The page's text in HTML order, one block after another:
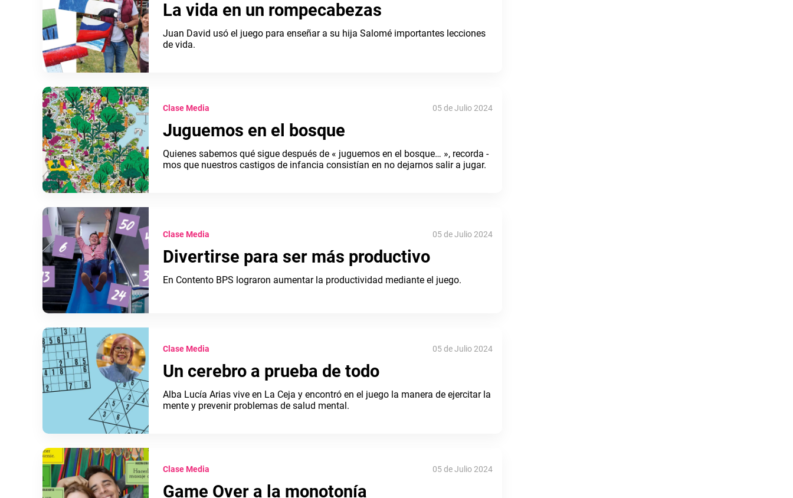
La vida en un rompecabezas
Juan David usó el juego para enseñar a su hija Salomé importantes lecciones
de vida.
Clase Media 05 de Julio 2024
Juguemos en el bosque
Quienes sabemos qué sigue después de « juguemos en el bosque… », recorda -
mos que nuestros castigos de infancia consistían en no dejarnos salir a jugar.
Clase Media 05 de Julio 2024
Divertirse para ser más productivo
En Contento BPS lograron aumentar la productividad mediante el juego.
Clase Media 05 de Julio 2024
Un cerebro a prueba de todo
Alba Lucía Arias vive en La Ceja y encontró en el juego la manera de ejercitar la
mente y prevenir problemas de salud mental.
Clase Media 05 de Julio 2024
Game Over a la monotonía